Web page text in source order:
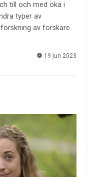
till och med öka i
typer av
av forskare
19 jun 2023